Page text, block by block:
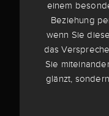
einem
Beziehung
wenn Sie
das
Sie
glänzt,